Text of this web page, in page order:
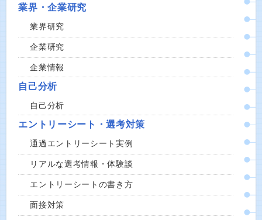
業界・企業研究
業界研究
企業研究
企業情報
自己分析
自己分析
エントリーシート・選考対策
通過エントリーシート実例
リアルな選考情報・体験談
エントリーシートの書き方
面接対策